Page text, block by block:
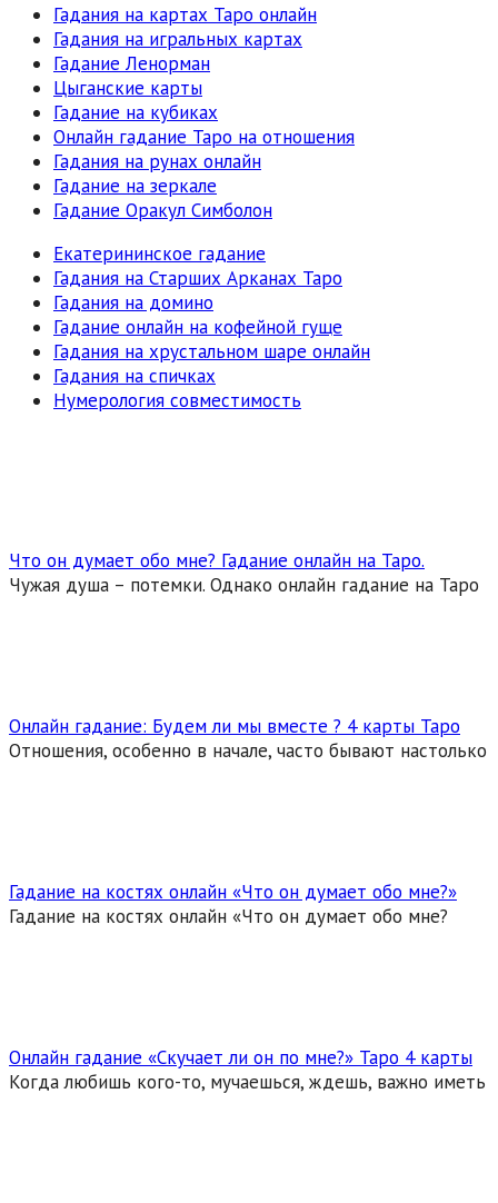
Гадания на картах Таро онлайн
Гадания на игральных картах
Гадание Ленорман
Цыганские карты
Гадание на кубиках
Онлайн гадание Таро на отношения
Гадания на рунах онлайн
Гадание на зеркале
Гадание Оракул Симболон
Екатерининское гадание
Гадания на Старших Арканах Таро
Гадания на домино
Гадание онлайн на кофейной гуще
Гадания на хрустальном шаре онлайн
Гадания на спичках
Нумерология совместимость
Что он думает обо мне? Гадание онлайн на Таро.
Чужая душа – потемки. Однако онлайн гадание на Таро
Онлайн гадание: Будем ли мы вместе ? 4 карты Таро
Отношения, особенно в начале, часто бывают настолько
Гадание на костях онлайн «Что он думает обо мне?»
Гадание на костях онлайн «Что он думает обо мне?
Онлайн гадание «Скучает ли он по мне?» Таро 4 карты
Когда любишь кого-то, мучаешься, ждешь, важно иметь